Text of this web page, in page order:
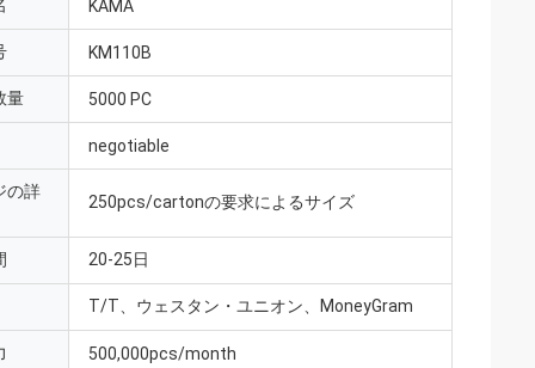
KAMA
KM110B
量 5000 PC
negotiable
の詳
250pcs/cartonの要求によるサイズ
20-25日
T/T、ウェスタン・ユニオン、MoneyGram
500,000pcs/month